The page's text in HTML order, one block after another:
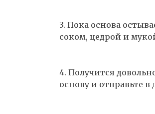
3. Пока основа
соком, цедрой и
4. Получится
основу и отправьте в